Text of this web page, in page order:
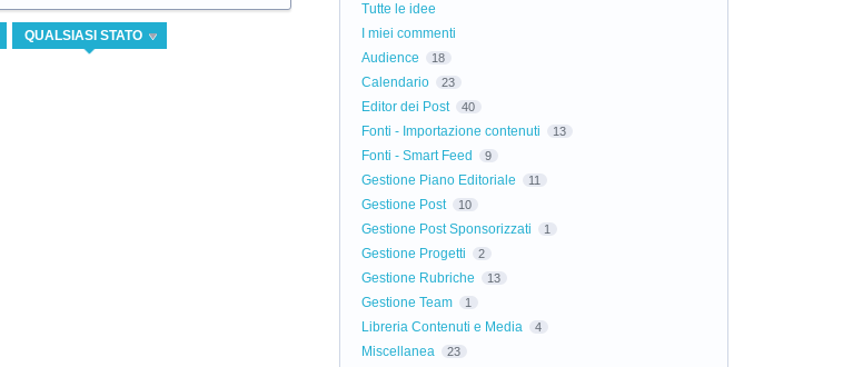
Tutte le idee
I miei commenti
Audience
18
Calendario 23
Editor dei Post 40
Fonti - Importazione contenuti 13
Fonti - Smart Feed 9
Gestione Piano Editoriale 11
Gestione Post 10
Gestione Post Sponsorizzati 1
Gestione Progetti 2
Gestione Rubriche 13
Gestione Team 1
Libreria Contenuti e Media 4
Miscellanea 23